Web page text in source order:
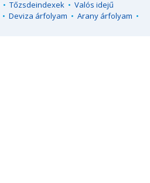
• Tőzsdeindexek • Valós idejű
• Deviza árfolyam • Arany árfolyam •